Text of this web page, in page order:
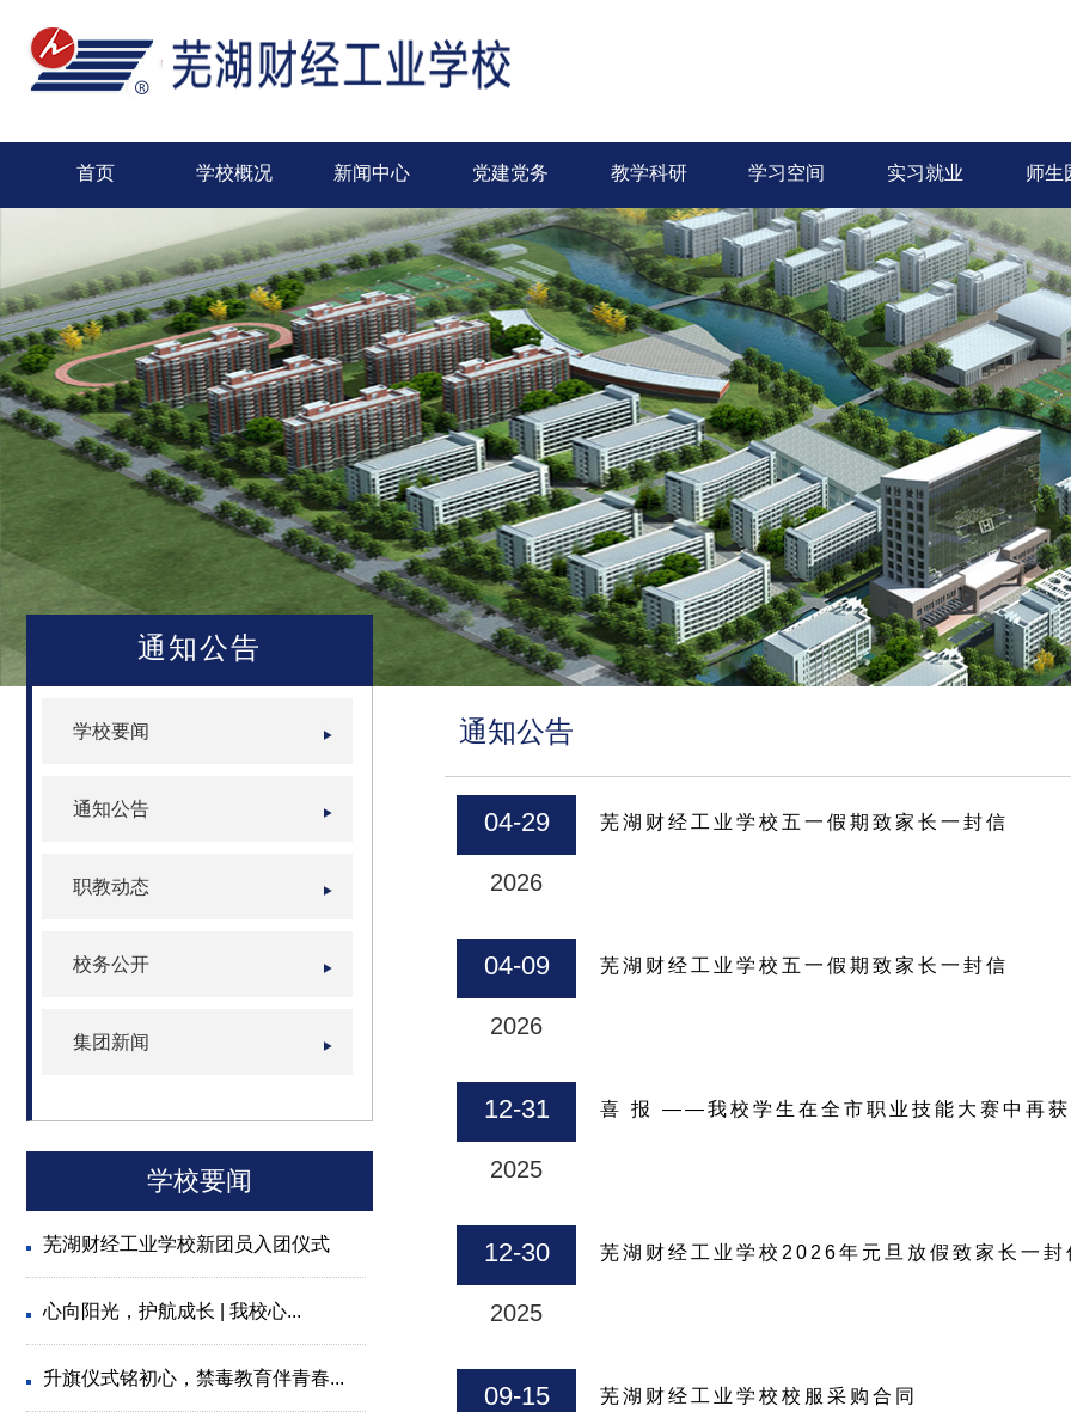
首页 学校概况 新闻中心 党建党务 教学科研 学习空间 实习就业 师生
通知公告
通知公告
04-29
2026
芜湖财经工业学校五一假期致家长一封信
04-09
2026
芜湖财经工业学校五一假期致家长一封信
12-31
2025
喜 报 ——我校学生在全市职业技能大赛中再获
12-30
2025
芜湖财经工业学校2026年元旦放假致家长一封
09-15 芜湖财经工业学校校服采购合同
学校要闻
通知公告
职教动态
校务公开
集团新闻
学校要闻
芜湖财经工业学校新团员入团仪式
心向阳光，护航成长 | 我校心...
升旗仪式铭初心，禁毒教育伴青春...